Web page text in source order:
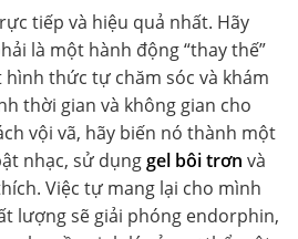
tiếp và hiệu quả nhất. Hãy
là một hành động “thay thế”
thức tự chăm sóc và khám
thời gian và không gian cho
vội vã, hãy biến nó thành một
nhạc, sử dụnggel bôi trơn và
Việc tự mang lại cho mình
lượng sẽ giải phóng endorphin,